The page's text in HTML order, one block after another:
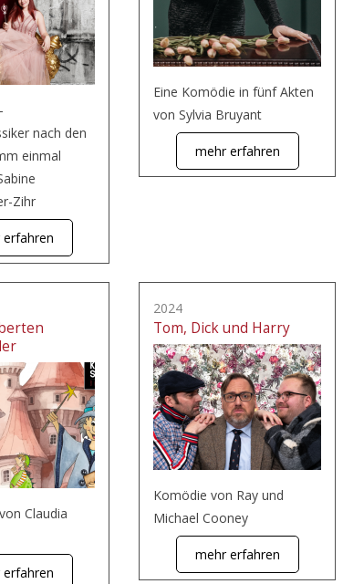
nach den
einmal
Zihr
Eine Komödie in fünf Akten
von Sylvia Bruyant
mehr erfahren
Claudia
2024
Tom, Dick und Harry
Komödie von Ray und
Michael Cooney
mehr erfahren